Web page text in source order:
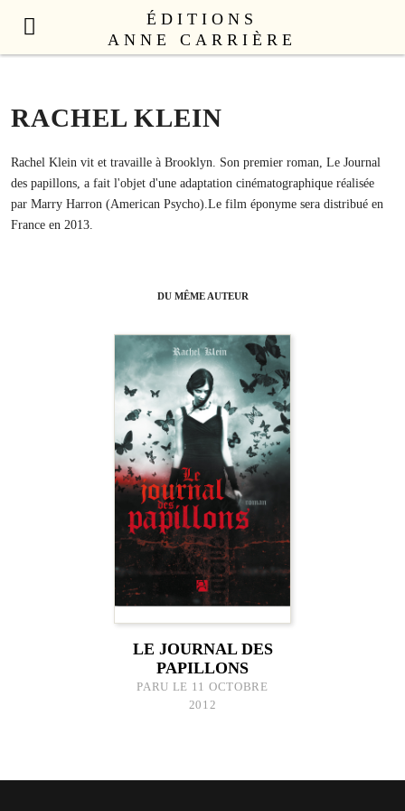
ÉDITIONS
ANNE CARRIÈRE
LITTÉRATURE FRANÇAISE
NON FICTION
ANNE CARRIÈRE UNIVERS
SEX APPEAL
PROFESSIONNELS
RACHEL KLEIN
Rachel Klein vit et travaille à Brooklyn. Son premier roman, Le Journal
des papillons, a fait l'objet d'une adaptation cinématographique réalisée
par Marry Harron (American Psycho).Le film éponyme sera distribué en
France en 2013.
DU MÊME AUTEUR
LE JOURNAL DES
PAPILLONS
PARU LE 11 OCTOBRE
2012